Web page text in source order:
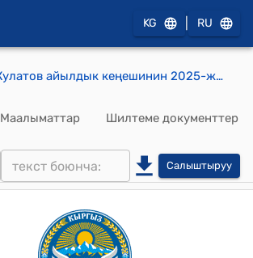
KG RU
Т.Кулатов айылдык кеңешинин 2025-жылдын 30-майындагы №7-8 «Жергиликтүү өз алдынча башкаруу органдарына айрым мамлекеттик ыйгарым укуктарды берүү жөнүндө” келишимин бекитүү жөнүндө токтому
Маалыматтар Шилтеме документтер
Салыштыруу